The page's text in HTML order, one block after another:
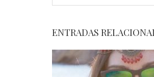
ENTRADAS